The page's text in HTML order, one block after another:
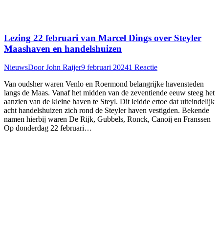
Lezing 22 februari van Marcel Dings over Steyler
Maashaven en handelshuizen
NieuwsDoorJohn Raijer9 februari 20241 Reactie
Van oudsher waren Venlo en Roermond belangrijke havensteden
langs de Maas. Vanaf het midden van de zeventiende eeuw steeg het
aanzien van de kleine haven te Steyl. Dit leidde ertoe dat uiteindelijk
acht handelshuizen zich rond de Steyler haven vestigden. Bekende
namen hierbij waren De Rijk, Gubbels, Ronck, Canoij en Franssen
Op donderdag 22 februari…